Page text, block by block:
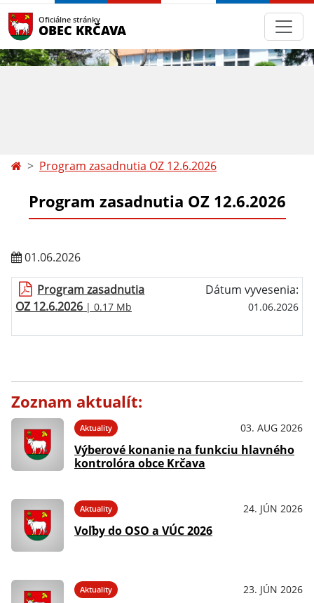
Oficiálne stránky
OBEC KRČAVA
Program zasadnutia OZ 12.6.2026
Program zasadnutia OZ 12.6.2026
01.06.2026
Program zasadnutia
OZ 12.6.2026 | 0.17 Mb
Dátum vyvesenia:
01.06.2026
Zoznam aktualít:
Aktuality 03. AUG 2026
Výberové konanie na funkciu hlavného
kontrolóra obce Krčava
Aktuality 24. JÚN 2026
Voľby do OSO a VÚC 2026
Aktuality 23. JÚN 2026